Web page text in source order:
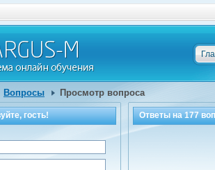
Вопросы Просмотр вопроса
Ответы на177
гость!